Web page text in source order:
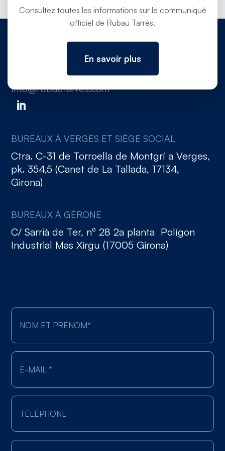
972 780 030
info@rubautarres.com
BUREAUX À VERGES ET SIÈGE SOCIAL
Ctra. C-31 de Torroella de Montgrí a Verges,
pk. 354,5 (Canet de La Tallada, 17134,
Girona)
BUREAUX À GÉRONE
C/ Sarrià de Ter, nº 28 2a planta Polígon
Industrial Mas Xirgu (17005 Girona)
Consultez toutes les informations sur le communiqué
officiel de Rubau Tarrés.
En savoir plus